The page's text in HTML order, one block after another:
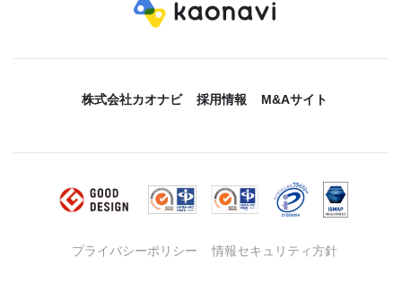
株式会社カオナビ 採用情報 M&Aサイト
プライバシーポリシー 情報セキュリティ方針